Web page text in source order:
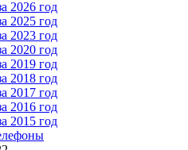
2026 год
2025 год
2023 год
2020 год
2019 год
2018 год
2017 год
2016 год
2015 год